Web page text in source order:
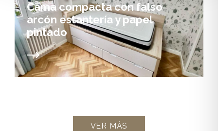
Cama compacta con falso
arcón estantería y papel
pintado
VER MÁS